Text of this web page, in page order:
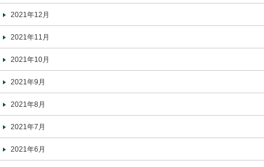
2021年12月
2021年11月
2021年10月
2021年9月
2021年8月
2021年7月
2021年6月